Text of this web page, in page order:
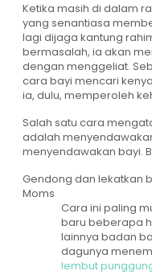
Ketika masih di dalam
yang senantiasa
lagi dijaga kantung
bermasalah, ia akan
dengan menggeliat.
cara bayi mencari
ia, dulu, memperoleh
Salah satu cara
adalah
menyendawakan bayi.
Gendong dan lekatkan
Moms
Cara ini paling
baru beberapa
lainnya badan
dagunya
lembut